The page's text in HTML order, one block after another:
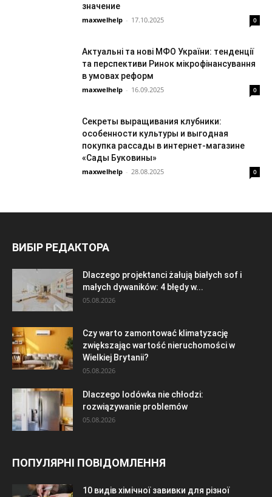
значение
maxwelhelp - 17.10.2025 0
Актуальні та нові МФО України: тенденції
та перспективи Ринок мікрофінансування
в умовах реформ
maxwelhelp - 16.09.2025 0
Секреты выращивания клубники:
особенности культуры и выгодная
покупка рассады в интернет-магазине
«Сады Буковины»
maxwelhelp - 28.08.2025 0
ВИБІР РЕДАКТОРА
Dlaczego projektanci żałują białych sof i
małych dywaników: 4 błędy w...
05.08.2026
Czy warto zamontować klimatyzację
zwiększając wartość nieruchomości w
Wielkiej Brytanii?
05.08.2026
Dlaczego lodówka nie chłodzi:
rozwiązywanie problemów
05.08.2026
ПОПУЛЯРНІ ПОВІДОМЛЕННЯ
10 видів хімічної завивки для різної